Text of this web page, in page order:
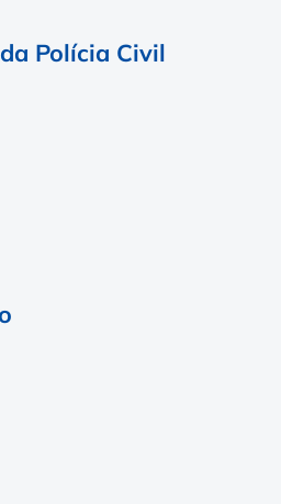
Polícia Civil